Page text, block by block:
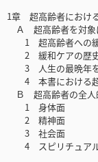
1章 超高齢者におけ
Ａ 超高齢者を対象
1 超高齢者への緩
2 緩和ケアの歴
3 人生の最晩年を
4 本書における超
Ｂ 超高齢者の全人
1 身体面
2 精神面
3 社会面
4 スピリチュア